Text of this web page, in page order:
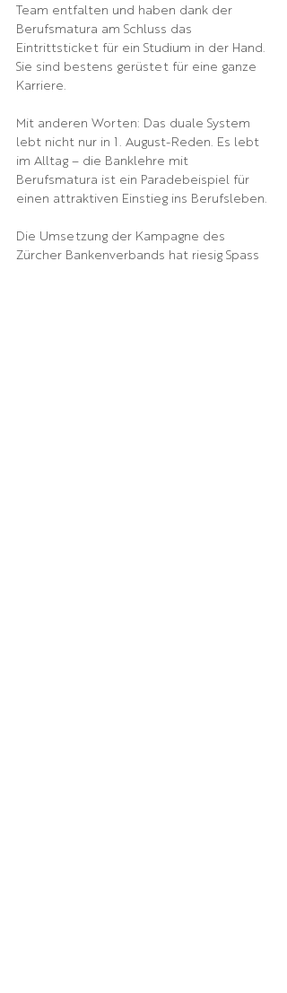
Team entfalten und haben dank der
Berufsmatura am Schluss das
Eintrittsticket für ein Studium in der Hand.
Sie sind bestens gerüstet für eine ganze
Karriere.
Mit anderen Worten: Das duale System
lebt nicht nur in 1. August-Reden. Es lebt
im Alltag – die Banklehre mit
Berufsmatura ist ein Paradebeispiel für
einen attraktiven Einstieg ins Berufsleben.
Die Umsetzung der Kampagne des
Zürcher Bankenverbands hat riesig Spass